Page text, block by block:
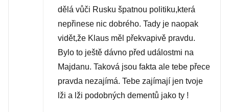
dělá vůči Rusku špatnou politiku,která
nepřinese nic dobrého. Tady je naopak
vidět,že Klaus měl překvapivě pravdu.
Bylo to ještě dávno před událostmi na
Majdanu. Taková jsou fakta ale tebe přece
pravda nezajímá. Tebe zajímají jen tvoje
lži a lži podobných dementů jako ty !